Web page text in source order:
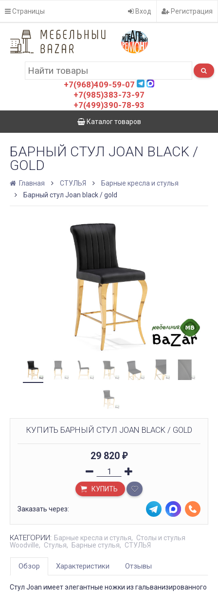
Страницы Вход Регистрация
+7(968)409-59-07
+7(985)383-73-97
+7(499)390-78-93
Каталог товаров
БАРНЫЙ СТУЛ JOAN BLACK /
GOLD
Главная СТУЛЬЯ
Барные кресла и стулья
Барный стул Joan black / gold
КУПИТЬ БАРНЫЙ СТУЛ JOAN BLACK / GOLD
29 820 ₽
КУПИТЬ
Заказать через:
КАТЕГОРИИ: Барные кресла и стулья
Столы и стулья
Woodville
Стулья Барные стулья СТУЛЬЯ
Обзор Характеристики Отзывы
Стул Joan имеет элегантные ножки из гальванизированного